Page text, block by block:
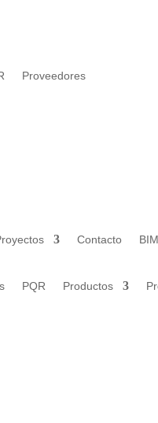
Proveedores
Contacto BIM
PQR Productos